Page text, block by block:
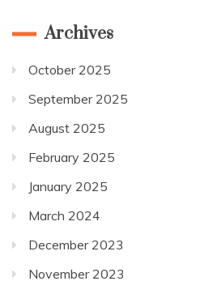
Archives
October 2025
September 2025
August 2025
February 2025
January 2025
March 2024
December 2023
November 2023